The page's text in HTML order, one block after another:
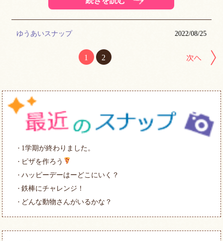
ゆうあいスナップ 2022/08/25
1 2
1学期が終わりました。
ピザを作ろう
ハッピーデーはーどこにいく？
鉄棒にチャレンジ！
どんな動物さんがいるかな？